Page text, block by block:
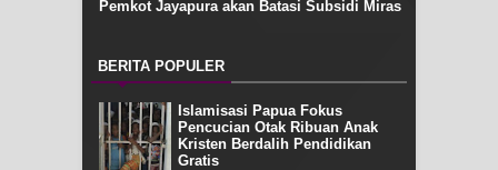
Pemkot Jayapura akan Batasi Subsidi Miras
BERITA POPULER
Islamisasi Papua Fokus
Pencucian Otak Ribuan Anak
Kristen Berdalih Pendidikan
Gratis